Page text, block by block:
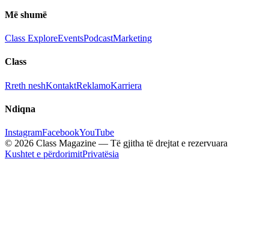
Më shumë
Class ExploreEventsPodcastMarketing
Class
Rreth neshKontaktReklamoKarriera
Ndiqna
InstagramFacebookYouTube
© 2026 Class Magazine — Të gjitha të drejtat e rezervuara
Kushtet e përdorimitPrivatësia